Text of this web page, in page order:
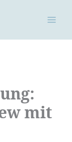
mit